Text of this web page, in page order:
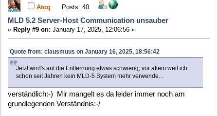
festen Client-Adressen unter System, System, Netzwerk
heute morgen wieder runtergefahren ist, als der Client mal
kurz neu bootete... Ich werde das jetzt mal beobachten, ob er
das im Regelbetrieb immer noch macht, oder die zwei hier
unglücklich an einander vorbei kommuniziert haben..
Atoq Posts: 40
MLD 5.2 Server-Host Communication unsauber
Reply #11 on: January 17, 2025, 21:06:03 »
Reicht die im anhaengenden Bild dokumentierten Einträge,
oder muss ich das für Snora woanders eintragen?